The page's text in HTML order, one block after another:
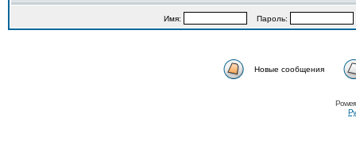
Имя: Пароль:
Новые сообщения